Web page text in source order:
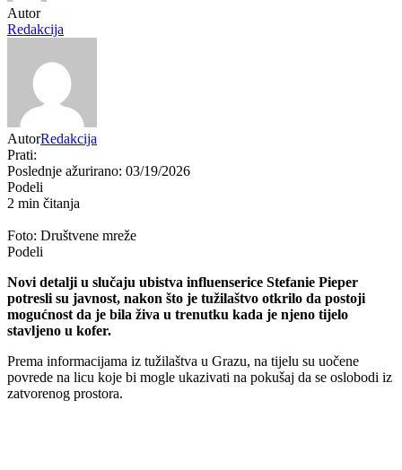
Autor
Redakcija
AutorRedakcija
Prati:
Poslednje ažurirano: 03/19/2026
Podeli
2 min čitanja
Foto: Društvene mreže
Podeli
Novi detalji u slučaju ubistva influenserice Stefanie Pieper
potresli su javnost, nakon što je tužilaštvo otkrilo da postoji
mogućnost da je bila živa u trenutku kada je njeno tijelo
stavljeno u kofer.
Prema informacijama iz tužilaštva u Grazu, na tijelu su uočene
povrede na licu koje bi mogle ukazivati na pokušaj da se oslobodi iz
zatvorenog prostora.